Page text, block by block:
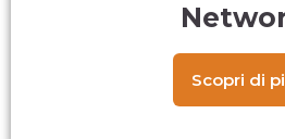
Scopri di